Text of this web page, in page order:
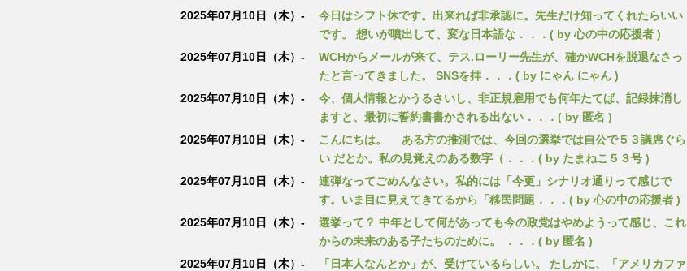
2025年07月10日（木）-
今日はシフト休です。出来れば非承認に。先生だけ知ってくれたらいい
です。 想いが噴出して、変な日本語な．．．( by 心の中の応援者 )
2025年07月10日（木）-
WCHからメールが来て、テス.ローリー先生が、確かWCHを脱退なさっ
たと言ってきました。 SNSを拝．．．( by にゃん にゃん )
2025年07月10日（木）-
今、個人情報とかうるさいし、非正規雇用でも何年たてば、記録抹消し
ますと、最初に誓約書書かされる出ない．．．( by 匿名 )
2025年07月10日（木）-
こんにちは。 ある方の推測では、今回の選挙では自公で５３議席ぐら
い だとか。私の見覚えのある数字（．．．( by たまねこ５３号 )
2025年07月10日（木）-
連弾なってごめんなさい。私的には「今更」シナリオ通りって感じで
す。いま目に見えてきてるから「移民問題．．．( by 心の中の応援者 )
2025年07月10日（木）-
選挙って？ 中年として何があっても今の政党はやめようって感じ、これ
からの未来のある子たちのために。 ．．．( by 匿名 )
2025年07月10日（木）-
「日本人なんとか」が、受けているらしい。 たしかに、「アメリカファ